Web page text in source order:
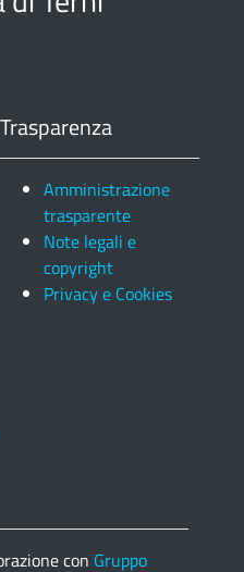
Trasparenza
Amministrazione
trasparente
Note legali e
copyright
Privacy e Cookies
con Gruppo